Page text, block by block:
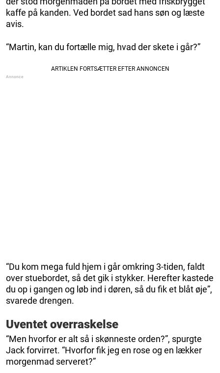
kaffe på kanden. Ved bordet sad hans søn og læste
avis.
“Martin, kan du fortælle mig, hvad der skete i går?”
“Du kom mega fuld hjem i går omkring 3-tiden, faldt
over stuebordet, så det gik i stykker. Herefter kastede
du op i gangen og løb ind i døren, så du fik et blåt øje”,
svarede drengen.
Uventet overraskelse
“Men hvorfor er alt så i skønneste orden?”, spurgte
Jack forvirret. “Hvorfor fik jeg en rose og en lækker
morgenmad serveret?”